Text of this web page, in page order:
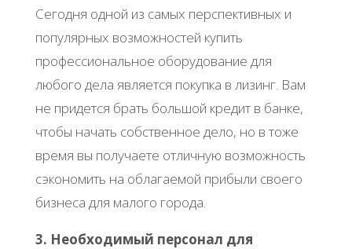
Сегодня одной из самых перспективных и
популярных возможностей купить
профессиональное оборудование для
любого дела является покупка в лизинг. Вам
не придется брать большой кредит в банке,
чтобы начать собственное дело, но в тоже
время вы получаете отличную возможность
сэкономить на облагаемой прибыли своего
бизнеса для малого города.
3. Необходимый персонал для